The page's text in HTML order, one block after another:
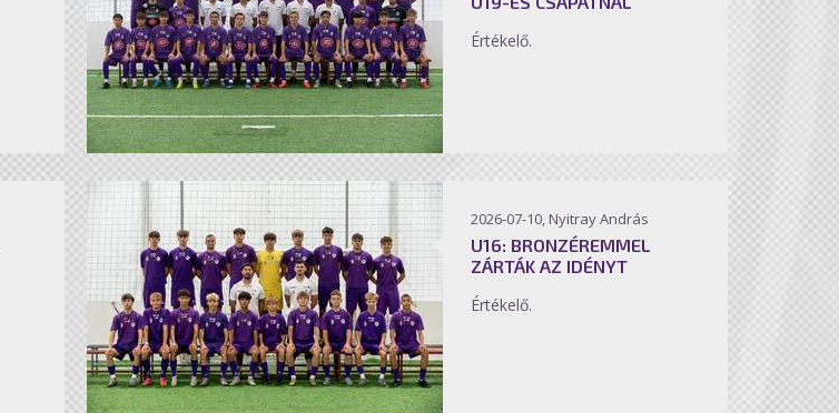
Értékelő.
2026-07-10, Nyitray András
U16: BRONZÉREMMEL
ZÁRTÁK AZ IDÉNYT
Értékelő.